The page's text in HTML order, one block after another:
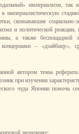
империализм, так
империалистическую
сковывавшие
и политической
а также беспощадной
– «дзайбацу»,
автором темы
при изучении
чуда Японии помочь
экономике;